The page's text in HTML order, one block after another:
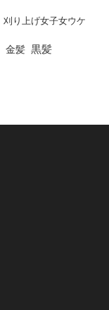
刈り上げ女子女ウケ
金髪 黒髪